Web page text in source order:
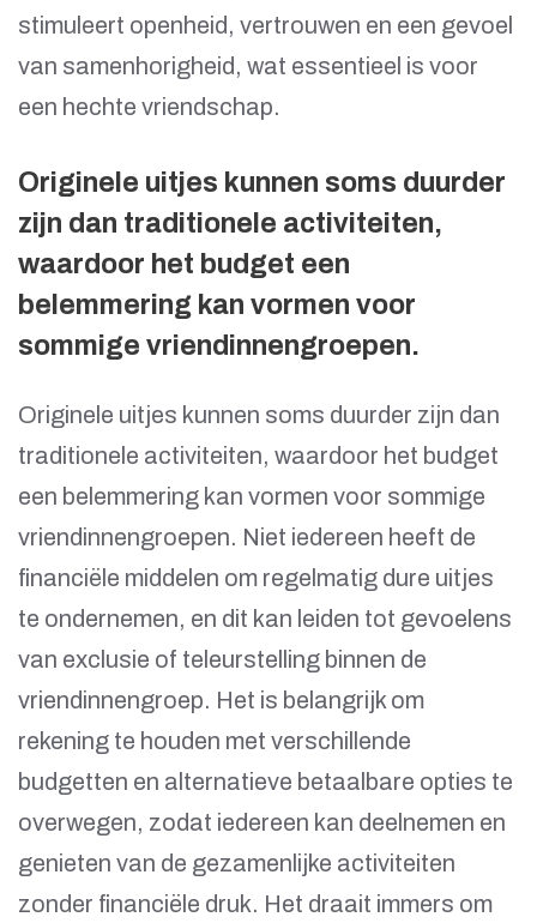
stimuleert openheid, vertrouwen en een gevoel
van samenhorigheid, wat essentieel is voor
een hechte vriendschap.
Originele uitjes kunnen soms duurder
zijn dan traditionele activiteiten,
waardoor het budget een
belemmering kan vormen voor
sommige vriendinnengroepen.
Originele uitjes kunnen soms duurder zijn dan
traditionele activiteiten, waardoor het budget
een belemmering kan vormen voor sommige
vriendinnengroepen. Niet iedereen heeft de
financiële middelen om regelmatig dure uitjes
te ondernemen, en dit kan leiden tot gevoelens
van exclusie of teleurstelling binnen de
vriendinnengroep. Het is belangrijk om
rekening te houden met verschillende
budgetten en alternatieve betaalbare opties te
overwegen, zodat iedereen kan deelnemen en
genieten van de gezamenlijke activiteiten
zonder financiële druk. Het draait immers om